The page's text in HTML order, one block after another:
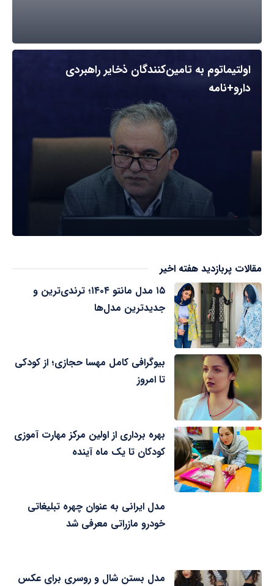
اولتیماتوم به تامین‌کنندگان ذخایر راهبردی
دارو+نامه
مقالات پربازدید هفته اخیر
۱۵ مدل مانتو ۱۴۰۴؛ ترندی‌ترین و
جدیدترین مدل‌ها
بیوگرافی کامل مهسا حجازی؛ از کودکی
تا امروز
بهره برداری از اولین مرکز مهارت آموزی
کودکان تا یک ماه آینده
مدل ایرانی به عنوان چهره تبلیغاتی
خودرو مازراتی معرفی شد
مدل بستن شال و روسری برای عکس